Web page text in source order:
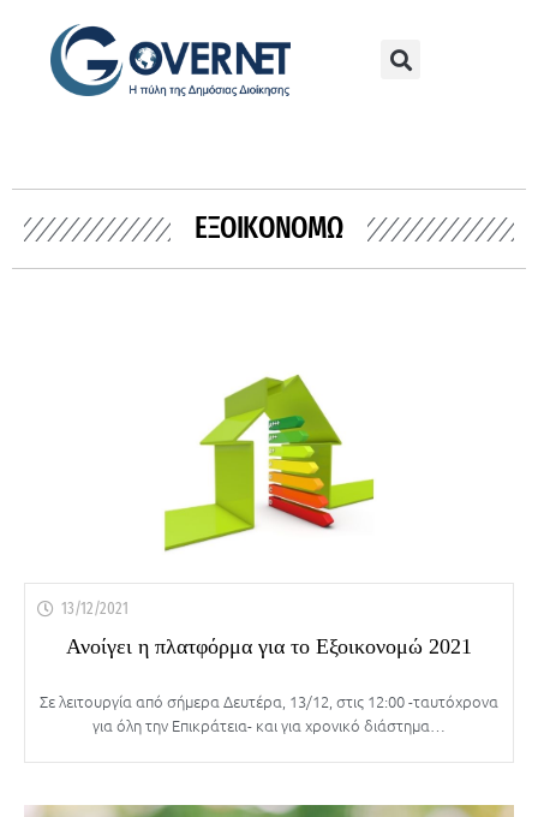
ΕΞΟΙΚΟΝΟΜΏ
13/12/2021
Ανοίγει η πλατφόρμα για το Εξοικονομώ 2021
Σε λειτουργία από σήμερα Δευτέρα, 13/12, στις 12:00 -ταυτόχρονα
για όλη την Επικράτεια- και για χρονικό διάστημα…